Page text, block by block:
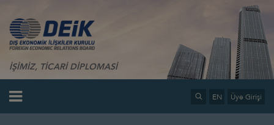
İŞİMİZ, TİCARİ DİPLOMASİ
EN Üye Girişi